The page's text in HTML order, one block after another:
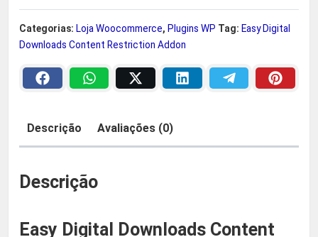
e
r
a
$
2
9
0
D
i
o
Categorias: Loja Woocommerce, Plugins WP Tag: Easy Digital
Downloads Content Restriction Addon
Descrição Avaliações (0)
Descrição
Easy Digital Downloads Content